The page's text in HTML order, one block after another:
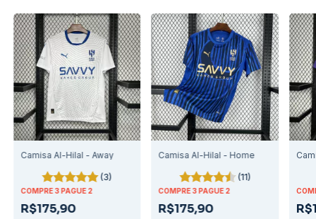
Camisa Al-Hilal - Away
(3)
COMPRE 3 PAGUE 2
R$175,90
Camisa Al-Hilal - Home
(11)
COMPRE 3 PAGUE 2
R$175,90